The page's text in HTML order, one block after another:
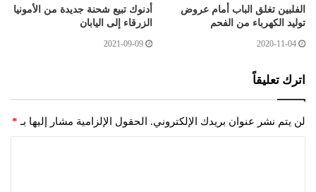
الفلبين تغلق الباب أمام عروض
توليد الكهرباء من الفحم
2020-11-04
أدنوك تبيع شحنة جديدة من الأمونيا
الزرقاء إلى اليابان
2021-09-09
اترك تعليقاً
لن يتم نشر عنوان بريدك الإلكتروني. الحقول الإلزامية مشار إليها بـ *